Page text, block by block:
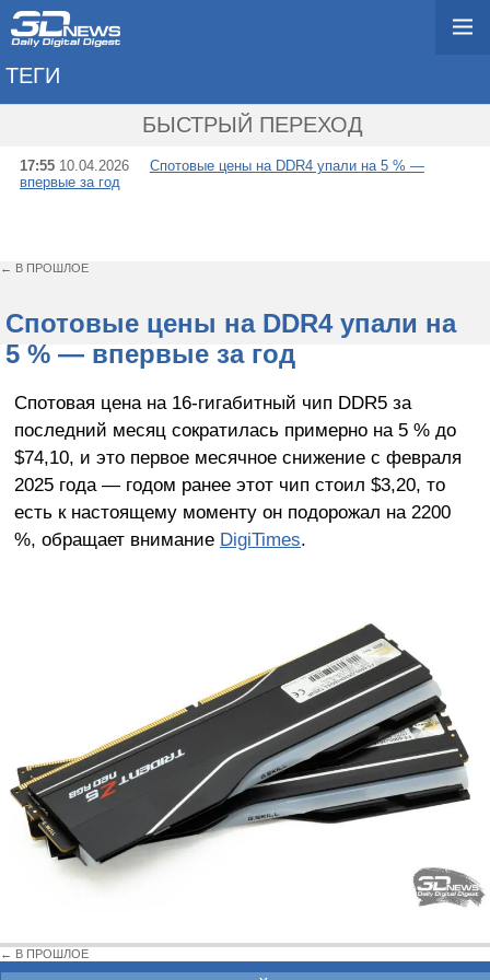
ТЕГИ
БЫСТРЫЙ ПЕРЕХОД
17:55 10.04.2026
Спотовые цены на DDR4 упали на 5 % —
впервые за год
← В ПРОШЛОЕ
Спотовые цены на DDR4 упали на
5 % — впервые за год
Спотовая цена на 16-гигабитный чип DDR5 за
последний месяц сократилась примерно на 5 % до
$74,10, и это первое месячное снижение с февраля
2025 года — годом ранее этот чип стоил $3,20, то
есть к настоящему моменту он подорожал на 2200
%, обращает внимание DigiTimes.
← В ПРОШЛОЕ